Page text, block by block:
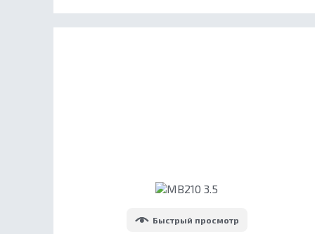
Быстрый просмотр